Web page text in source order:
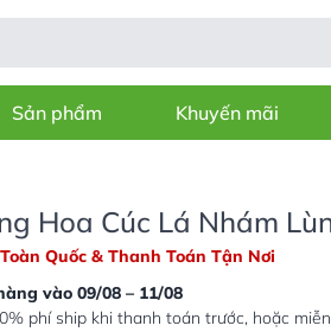
Sản phẩm Khuyến mãi
Hoa Cúc Lá Nhám
Quốc & Thanh Toán Tận Nơi
vào 09/08 – 11/08
phí ship khi thanh toán trước, hoặc